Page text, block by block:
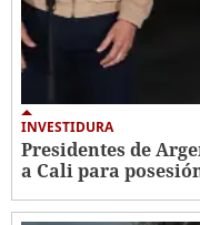
INVESTIDURA
Presidentes de
a Cali para